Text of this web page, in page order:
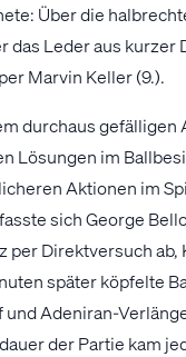
Über die
das Leder aus kurzer
Marvin Keller (9.).
durchaus gefälligen
Lösungen im
Aktionen im
sich George
per Direktversuch ab,
später köpfelte
Adeniran-
der Partie kam